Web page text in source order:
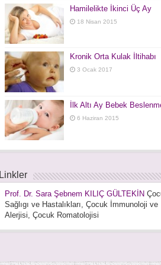
Hamilelikte İkinci Üç Ay
18 Nisan 2015
Kronik Orta Kulak İltihabı
3 Ocak 2017
İlk Altı Ay Bebek
6 Haziran 2015
Linkler
Prof. Dr. Sara Şebnem KILIÇ GÜLTEKİN
Sağlıgı ve Hastalıkları, Çocuk İmmunoloji ve
Alerjisi, Çocuk Romatolojisi